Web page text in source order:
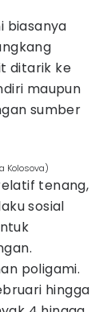
biasanya
ditarik ke
maupun
sumber
Kolosova)
tenang,
sosial
poligami.
hingga